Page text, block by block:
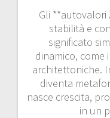
Gli **autovalori
stabilità e
significato
dinamico,
architettoniche.
diventa
nasce crescita,
in un